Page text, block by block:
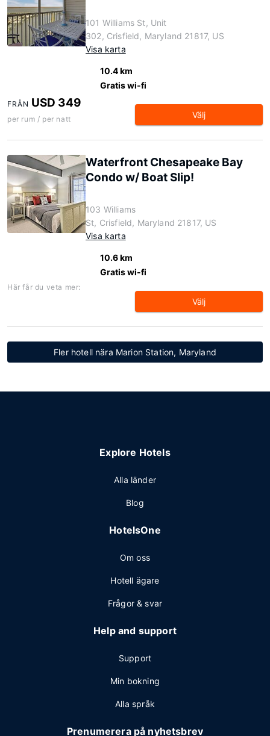
101 Williams St, Unit
302, Crisfield, Maryland 21817, US
Visa karta
10.4 km
Gratis wi-fi
FRÅN USD 349
per rum / per natt Välj
Waterfront Chesapeake Bay
Condo w/ Boat Slip!
103 Williams
St, Crisfield, Maryland 21817, US
Visa karta
10.6 km
Gratis wi-fi
Här får du veta mer:
Välj
Fler hotell nära Marion Station, Maryland
Explore Hotels
Alla länder
Blog
HotelsOne
Om oss
Hotell ägare
Frågor & svar
Help and support
Support
Min bokning
Alla språk
Prenumerera på nyhetsbrev